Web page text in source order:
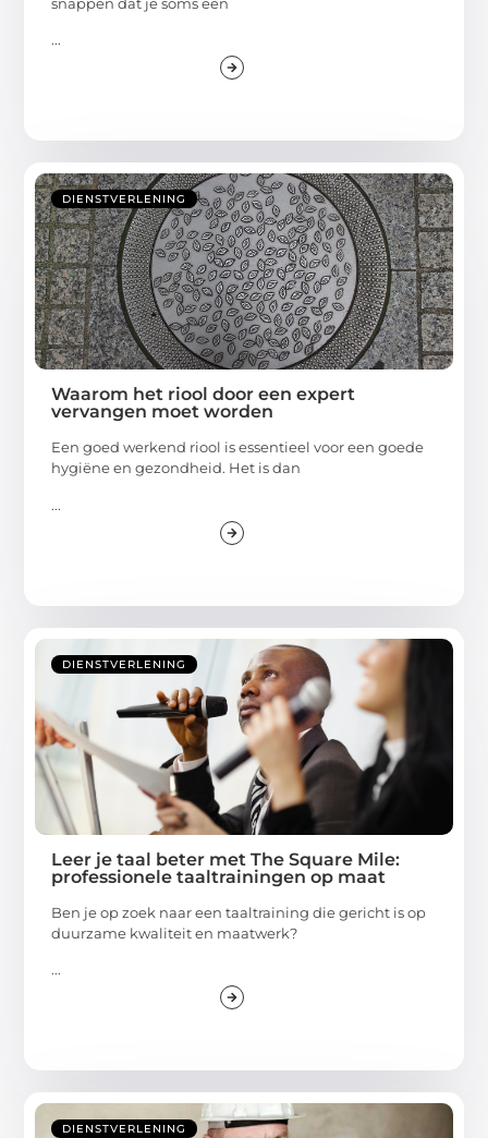
...
DIENSTVERLENING
Waarom het riool door een expert
vervangen moet worden
Een goed werkend riool is essentieel voor een goede
hygiëne en gezondheid. Het is dan
...
DIENSTVERLENING
Leer je taal beter met The Square Mile:
professionele taaltrainingen op maat
Ben je op zoek naar een taaltraining die gericht is op
duurzame kwaliteit en maatwerk?
...
DIENSTVERLENING